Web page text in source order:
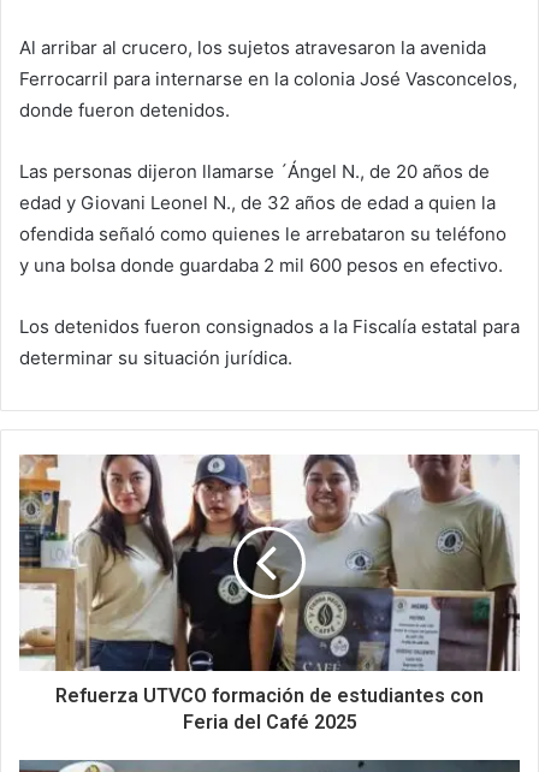
Al arribar al crucero, los sujetos atravesaron la avenida
Ferrocarril para internarse en la colonia José Vasconcelos,
donde fueron detenidos.
Las personas dijeron llamarse ´Ángel N., de 20 años de
edad y Giovani Leonel N., de 32 años de edad a quien la
ofendida señaló como quienes le arrebataron su teléfono
y una bolsa donde guardaba 2 mil 600 pesos en efectivo.
Los detenidos fueron consignados a la Fiscalía estatal para
determinar su situación jurídica.
Refuerza UTVCO formación de estudiantes con
Feria del Café 2025